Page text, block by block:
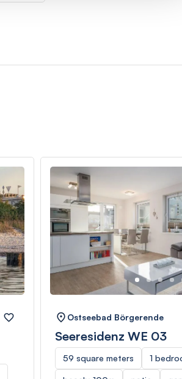
Ostseebad Börgerende
Seeresidenz WE 03
59 square meters 1